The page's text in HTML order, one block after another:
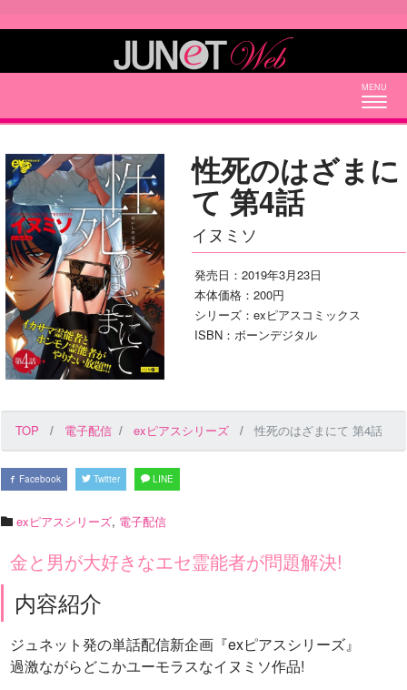
性死のはざまに
て 第4話
イヌミソ
発売日：2019年3月23日
本体価格：200円
シリーズ：exピアスコミックス
ISBN：ボーンデジタル
TOP 電子配信 exピアスシリーズ 性死のはざまにて 第4話
Facebook Twitter LINE
exピアスシリーズ, 電子配信
金と男が大好きなエセ霊能者が問題解決!
内容紹介
ジュネット発の単話配信新企画『exピアスシリーズ』
過激ながらどこかユーモラスなイヌミソ作品!